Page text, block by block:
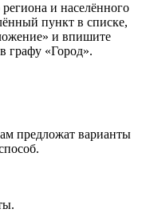
и населённого
пункт в списке,
и впишите
графу «Город».
предложат варианты